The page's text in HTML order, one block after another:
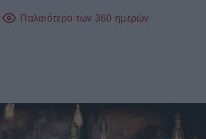
Παλαιότερο των 360 ημερών